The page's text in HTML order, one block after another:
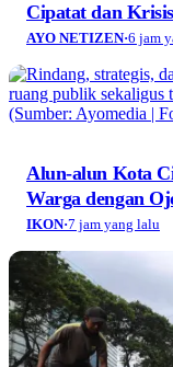
Cipatat dan
AYO NETIZEN·6 jam
Alun-alun Kota
Warga dengan
IKON·7 jam yang lalu